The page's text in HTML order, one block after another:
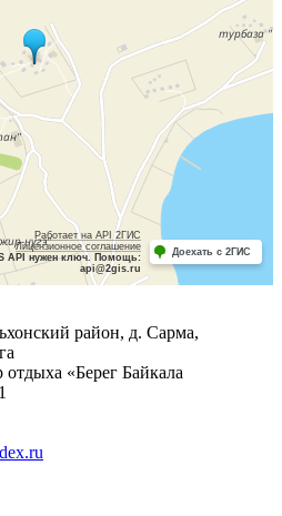
Работает на API 2ГИС
Лицензионное соглашение
API нужен ключ. Помощь:
api@2gis.ru
Доехать с 2ГИС
район, д. Сарма,
«Берег Байкала